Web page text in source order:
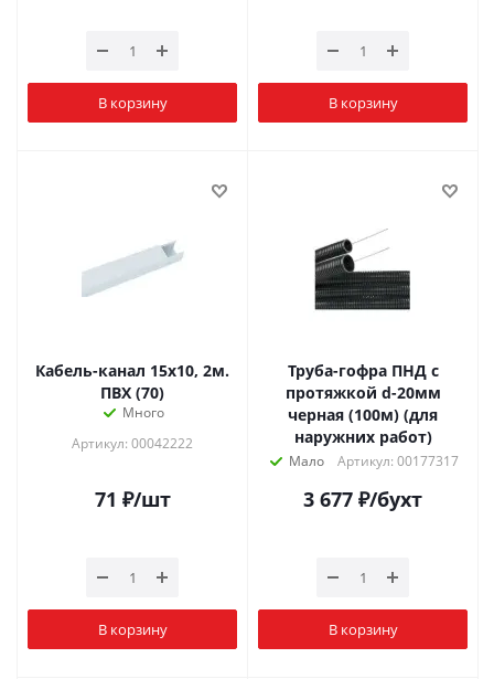
В корзину В корзину
Кабель-канал 15х10, 2м.
ПВХ (70)
Много
Артикул: 00042222
71 ₽/шт
В корзину
Труба-гофра ПНД с
протяжкой d-20мм
черная (100м) (для
наружних работ)
Мало Артикул: 00177317
3 677 ₽/бухт
В корзину